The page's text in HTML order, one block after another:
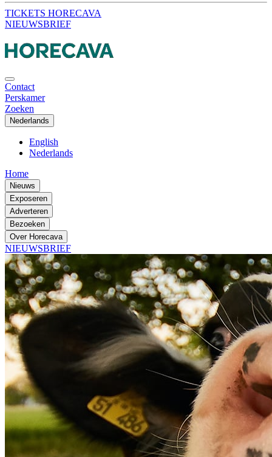
TICKETS HORECAVA
NIEUWSBRIEF
Contact
Perskamer
Zoeken
Nederlands
English
Nederlands
Home
Nieuws
Exposeren
Adverteren
Bezoeken
Over Horecava
NIEUWSBRIEF